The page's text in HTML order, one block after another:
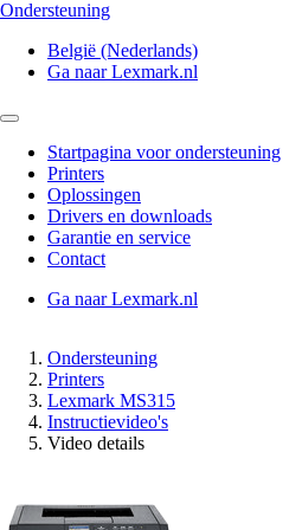
Ondersteuning
België (Nederlands)
Ga naar Lexmark.nl
Startpagina voor ondersteuning
Printers
Oplossingen
Drivers en downloads
Garantie en service
Contact
Ga naar Lexmark.nl
Ondersteuning
Printers
Lexmark MS315
Instructievideo's
Video details